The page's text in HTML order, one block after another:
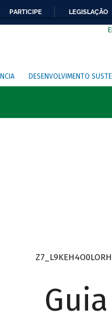
PARTICIPE LEGISLAÇÃO
DESENVOLVIMENTO